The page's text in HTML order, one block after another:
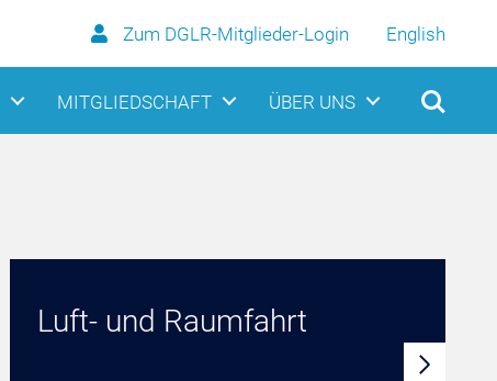
Zum DGLR-Mitglieder-Login English
MITGLIEDSCHAFT ÜBER UNS
Luft- und Raumfahrt